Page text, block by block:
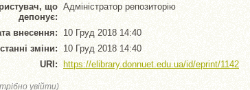
що
депонує:
Адміністратор репозиторію
внесення:
10 Груд 2018 14:40
зміни:
10 Груд 2018 14:40
URI:
https://elibrary.donnuet.edu.ua/id/eprint/1142
увійти)